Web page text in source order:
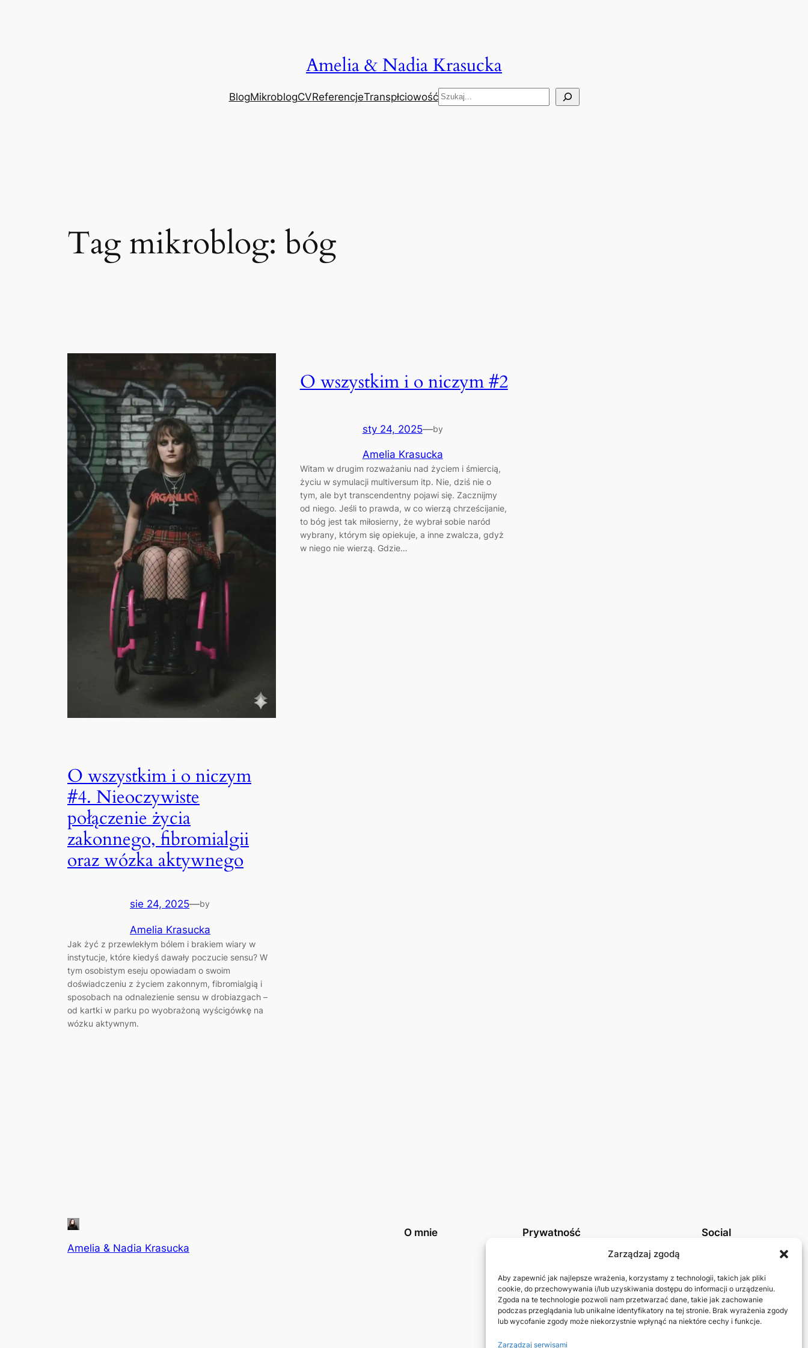
Zarządzaj zgodą
Aby zapewnić jak najlepsze wrażenia, korzystamy z technologii, takich jak pliki
cookie, do przechowywania i/lub uzyskiwania dostępu do informacji o urządzeniu.
Zgoda na te technologie pozwoli nam przetwarzać dane, takie jak zachowanie
podczas przeglądania lub unikalne identyfikatory na tej stronie. Brak wyrażenia zgody
lub wycofanie zgody może niekorzystnie wpłynąć na niektóre cechy i funkcje.
Zarządzaj serwisami
Amelia & Nadia Krasucka
BlogMikroblogCVReferencjeTranspłciowośćSzukaj
Tag mikroblog: bóg
O wszystkim i o niczym
#4. Nieoczywiste
połączenie życia
zakonnego, fibromialgii
oraz wózka aktywnego
sie 24, 2025—by
Amelia Krasucka
Jak żyć z przewlekłym bólem i brakiem wiary w
instytucje, które kiedyś dawały poczucie sensu? W
tym osobistym eseju opowiadam o swoim
doświadczeniu z życiem zakonnym, fibromialgią i
sposobach na odnalezienie sensu w drobiazgach –
od kartki w parku po wyobrażoną wyścigówkę na
wózku aktywnym.
O wszystkim i o niczym #2
sty 24, 2025—by
Amelia Krasucka
Witam w drugim rozważaniu nad życiem i śmiercią,
życiu w symulacji multiversum itp. Nie, dziś nie o
tym, ale byt transcendentny pojawi się. Zacznijmy
od niego. Jeśli to prawda, w co wierzą chrześcijanie,
to bóg jest tak miłosierny, że wybrał sobie naród
wybrany, którym się opiekuje, a inne zwalcza, gdyż
w niego nie wierzą. Gdzie…
Amelia & Nadia Krasucka
O mnie Prywatność
Polityka prywatności UE
Social